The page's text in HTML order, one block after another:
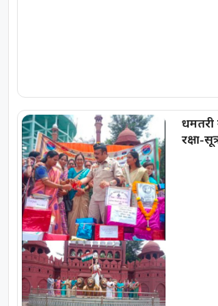
धमतरी
रक्षा-